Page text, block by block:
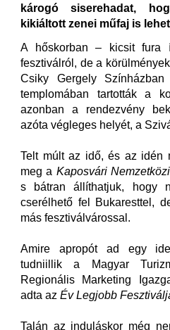
károgó siserehadat,
kikiáltott zenei műfaj is
A hőskorban – kicsit fura
fesztiválról, de a
Csiky Gergely
templomában tartották a
azonban a rendezvény
azóta végleges helyét, a
Telt múlt az idő, és az idén
meg a Kaposvári
s bátran állíthatjuk, hogy
cserélhető fel Bukaresttel,
más fesztiválvárossal.
Amire apropót ad egy
tudniillik a Magyar
Regionális Marketing
adta az Év Legjobb
Talán az induláskor még